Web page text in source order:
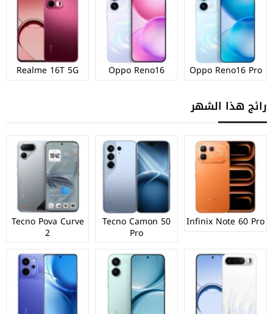
Oppo Reno16 Pro
Oppo Reno16
Realme 16T 5G
رائج هذا الشهر
Infinix Note 60 Pro
Tecno Camon 50
Pro
Tecno Pova Curve
2